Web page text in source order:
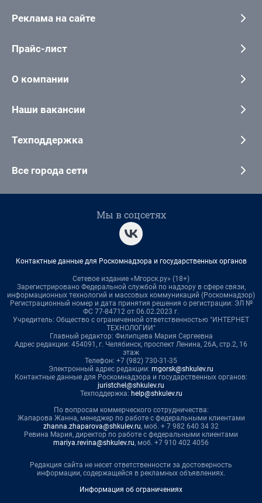
Реклама на сайте
Прайс-лист
О компании
Наши вакансии
Техподдержка
Все города сети
Мы в соцсетях
Контактные данные для Роскомнадзора и государственных органов
Сетевое издание «Мгорск.ру» (18+)
Зарегистрировано Федеральной службой по надзору в сфере связи,
информационных технологий и массовых коммуникаций (Роскомнадзор)
Регистрационный номер и дата принятия решения о регистрации: ЭЛ №
ФС 77-84712 от 06.02.2023 г.
Учредитель: Общество с ограниченной ответственностью "ИНТЕРНЕТ
ТЕХНОЛОГИИ"
Главный редактор: Филипцева Мария Сергеевна
Адрес редакции: 454091, г. Челябинск, проспект Ленина, 26А, стр.2, 16
этаж
Телефон: +7 (982) 730-31-35
Электронный адрес редакции: mgorsk@shkulev.ru
Контактные данные для Роскомнадзора и государственных органов:
juristchel@shkulev.ru
Техподдержка: help@shkulev.ru
По вопросам коммерческого сотрудничества:
Жапарова Жанна, менеджер по работе с федеральными клиентами
zhanna.zhaparova@shkulev.ru, моб. + 7 982 640 34 32
Ревина Мария, директор по работе с федеральными клиентами
mariya.revina@shkulev.ru, моб. +7 910 402 4056
Редакция сайта не несет ответственности за достоверность
информации, содержащейся в рекламных объявлениях.
Информация об ограничениях